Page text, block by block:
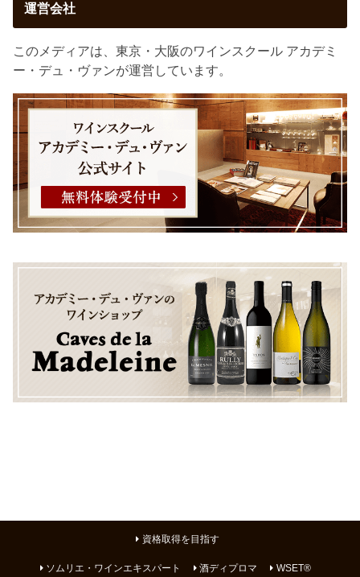
運営会社
このメディアは、東京・大阪のワインスクール アカデミ
ー・デュ・ヴァンが運営しています。
資格取得を目指す
ソムリエ・ワインエキスパート 酒ディプロマ WSET®